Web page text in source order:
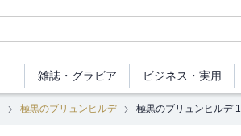
雑誌・ グラビア ビジネス ・実用
極黒のブリュンヒルデ 極黒のブリュンヒルデ 1